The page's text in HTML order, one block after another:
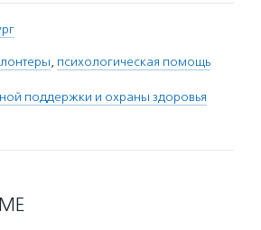
, психологическая помощь
поддержки и охраны здоровья